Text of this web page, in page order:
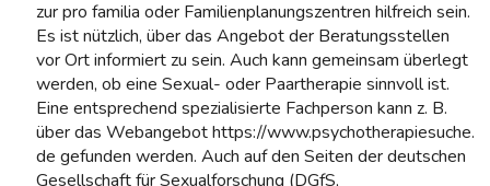
zur pro familia oder Familienplanungszentren hilfreich sein.
Es ist nützlich, über das Angebot der Beratungsstellen
vor Ort informiert zu sein. Auch kann gemeinsam überlegt
werden, ob eine Sexual- oder Paartherapie sinnvoll ist.
Eine entsprechend spezialisierte Fachperson kann z. B.
über das Webangebot https://www.psychotherapiesuche.
de gefunden werden. Auch auf den Seiten der deutschen
Gesellschaft für Sexualforschung (DGfS,